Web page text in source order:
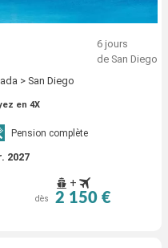
6 jours
de San Diego
> San Diego
en 4X
Pension complète
2027
+
dès 2 150 €